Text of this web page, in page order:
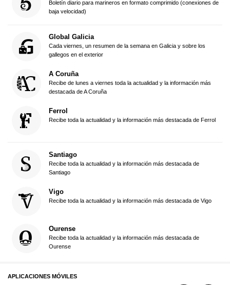
Boletín diario para marineros en formato comprimido (conexiones de
baja velocidad)
Global Galicia
Cada viernes, un resumen de la semana en Galicia y sobre los
gallegos en el exterior
A Coruña
Recibe de lunes a viernes toda la actualidad y la información más
destacada de A Coruña
Ferrol
Recibe toda la actualidad y la información más destacada de Ferrol
Santiago
Recibe toda la actualidad y la información más destacada de
Santiago
Vigo
Recibe toda la actualidad y la información más destacada de Vigo
Ourense
Recibe toda la actualidad y la información más destacada de
Ourense
APLICACIONES MÓVILES